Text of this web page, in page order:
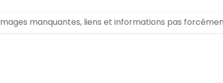
manquantes, liens et informations pas